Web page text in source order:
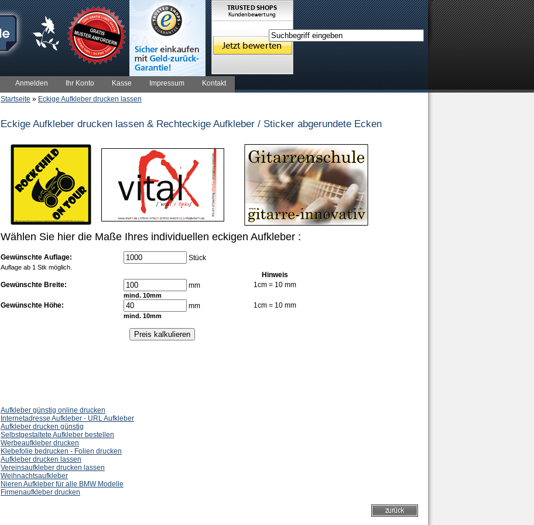
Startseite » Eckige Aufkleber drucken lassen
Eckige Aufkleber drucken lassen & Rechteckige Aufkleber / Sticker abgerundete Ecken
Wählen Sie hier die Maße Ihres individuellen eckigen Aufkleber :
Gewünschte Auflage: Stück
Auflage ab 1 Stk möglich.
Hinweis
Gewünschte Breite:
mm 1cm = 10 mm
mind. 10mm
Gewünschte Höhe: mm 1cm = 10 mm
mind. 10mm
Aufkleber günstig online drucken
Internetadresse Aufkleber - URL Aufkleber
Aufkleber drucken günstig
Selbstgestaltete Aufkleber bestellen
Werbeaufkleber drucken
Klebefolie bedrucken - Folien drucken
Aufkleber drucken lassen
Vereinsaufkleber drucken lassen
Weihnachtsaufkleber
Nieren Aufkleber für alle BMW Modelle
Firmenaufkleber drucken
Anmelden Ihr Konto Kasse Impressum Kontakt